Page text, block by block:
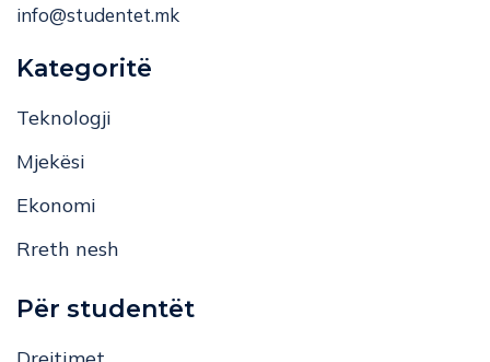
info@studentet.mk
Kategoritë
Teknologji
Mjekësi
Ekonomi
Rreth nesh
Për studentët